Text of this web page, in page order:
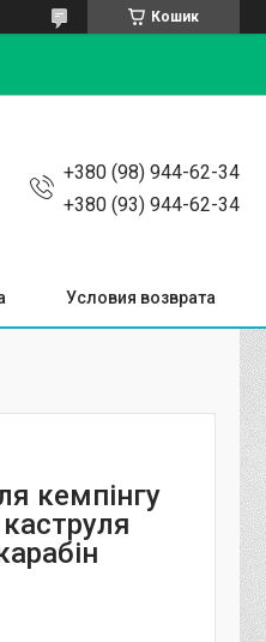
Кошик
+380 (98) 944-62-34
+380 (93) 944-62-34
Условия возврата
кемпінгу